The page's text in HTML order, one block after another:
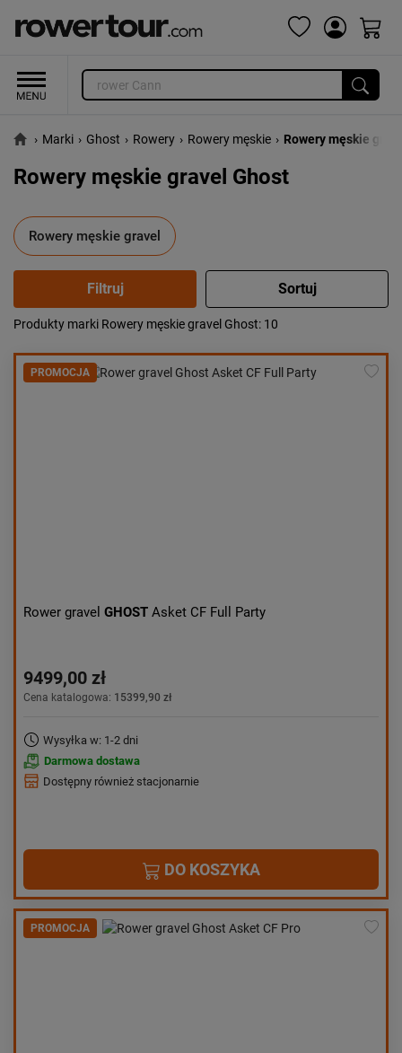
› Marki › Ghost › Rowery › Rowery męskie › Rowery męskie
Rowery męskie gravel Ghost
Rowery męskie gravel
Popularność:
Cena:
od najniższej
od najwyższej
Produkty marki Rowery męskie gravel Ghost: 10
PROMOCJA
Rower gravel GHOST Asket CF Full Party
9499,00 zł
Cena katalogowa: 15399,90 zł
Wysyłka w: 1-2 dni
Darmowa dostawa
Dostępny również stacjonarnie
DO KOSZYKA
PROMOCJA